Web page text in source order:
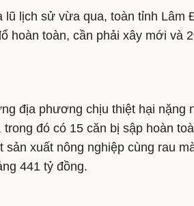
lịch sử vừa qua, toàn tỉnh Lâm
hoàn toàn, cần phải xây mới và
địa phương chịu thiệt hại nặng
đó có 15 căn bị sập hoàn
xuất nông nghiệp cùng rau
441 tỷ đồng.